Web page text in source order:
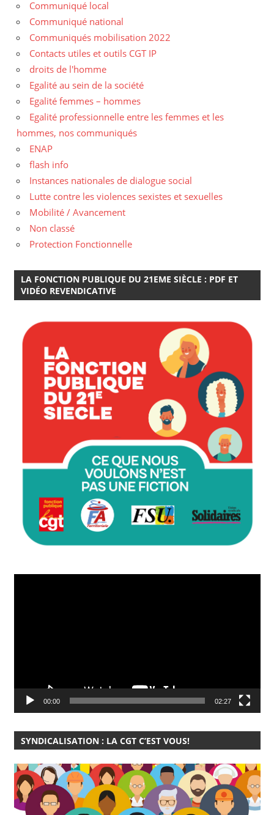
Communiqué local
Communiqué national
Communiqués mobilisation 2022
Contacts utiles et outils CGT IP
droits de l'homme
Egalité au sein de la société
Egalité femmes – hommes
Egalité professionnelle entre les femmes et les
hommes, nos communiqués
ENAP
flash info
Instances nationales de dialogue social
Lutte contre les violences sexistes et sexuelles
Mobilité / Avancement
Non classé
Protection Fonctionnelle
LA FONCTION PUBLIQUE DU 21EME SIÈCLE : PDF ET
VIDÉO REVENDICATIVE
00:00 02:27
SYNDICALISATION : LA CGT C’EST VOUS!